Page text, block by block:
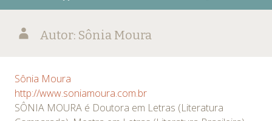
Autor: Sônia Moura
Sônia Moura
http://www.soniamoura.com.br
SÔNIA MOURA é Doutora em Letras (Literatura